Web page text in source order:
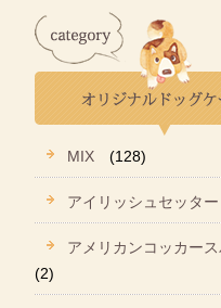
MIX (128)
アイリッシュセッター
アメリカンコッカー
(2)